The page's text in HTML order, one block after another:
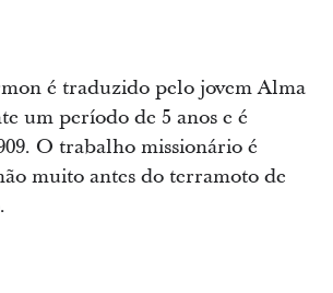
é traduzido pelo jovem Alma
um período de 5 anos e é
O trabalho missionário é
muito antes do terramoto de